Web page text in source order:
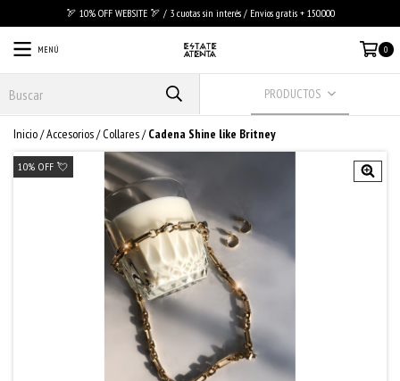
🏹 10% OFF WEBSITE 🏹 / 3 cuotas sin interés / Envios gratis + 150.000
MENÚ 0
PRODUCTOS
Inicio/Accesorios/ Collares/ Cadena Shine like Britney
10% OFF 💘